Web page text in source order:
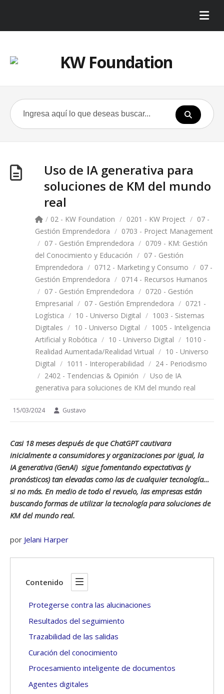
Uso de IA generativa para
soluciones de KM del mundo
real
/ 02 - KW Foundation / 0201 - KW Project / 07 -
Gestión Emprendedora / 0703 - Project Management
/ 07 - Gestión Emprendedora / 0709 - KM: Gestión
del Conocimiento y Educación / 07 - Gestión
Emprendedora / 0712 - Marketing y Consumo / 07 -
Gestión Emprendedora / 0714 - Recursos Humanos
/ 07 - Gestión Emprendedora / 0720 - Gestión
Empresarial / 07 - Gestión Emprendedora / 0721 -
Logística / 10 - Universo Digital / 1003 - Sistemas
Digitales / 10 - Universo Digital / 1005 - Inteligencia
Artificial y Robótica / 10 - Universo Digital / 1010 -
Realidad Aumentada/Realidad Virtual / 10 - Universo
Digital / 1011 - Interoperabilidad / 24 - Periodismo
/ 2402 - Tendencias & Opinión / Uso de IA
generativa para soluciones de KM del mundo real
15/03/2024 Gustavo
Casi 18 meses después de que ChatGPT cautivara
inicialmente a consumidores y organizaciones por igual, la
IA generativa (GenAI) sigue fomentando expectativas (y
pronósticos) tan elevadas como las de cualquier tecnología…
si no más. En medio de todo el revuelo, las empresas están
buscando formas de utilizar la tecnología para soluciones de
KM del mundo real.
por Jelani Harper
Contenido
Protegerse contra las alucinaciones
Resultados del seguimiento
Trazabilidad de las salidas
Curación del conocimiento
Procesamiento inteligente de documentos
Agentes digitales